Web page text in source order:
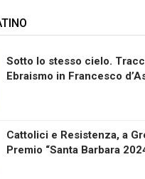
Sotto lo stesso cielo.
Ebraismo in Francesco
Cattolici e Resistenza, a
Premio “Santa Barbara